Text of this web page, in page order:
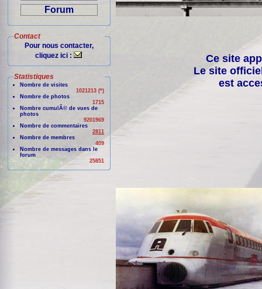
Forum
Contact
Pour nous contacter,
cliquez ici :
Statistiques
Nombre de visites
1021213 (*)
Nombre de photos
1715
Nombre cumulÃ© de vues de
photos
9201969
Nombre de commentaires
2811
Nombre de membres
409
Nombre de messages dans le
forum
25851
Ce site
Le site
est